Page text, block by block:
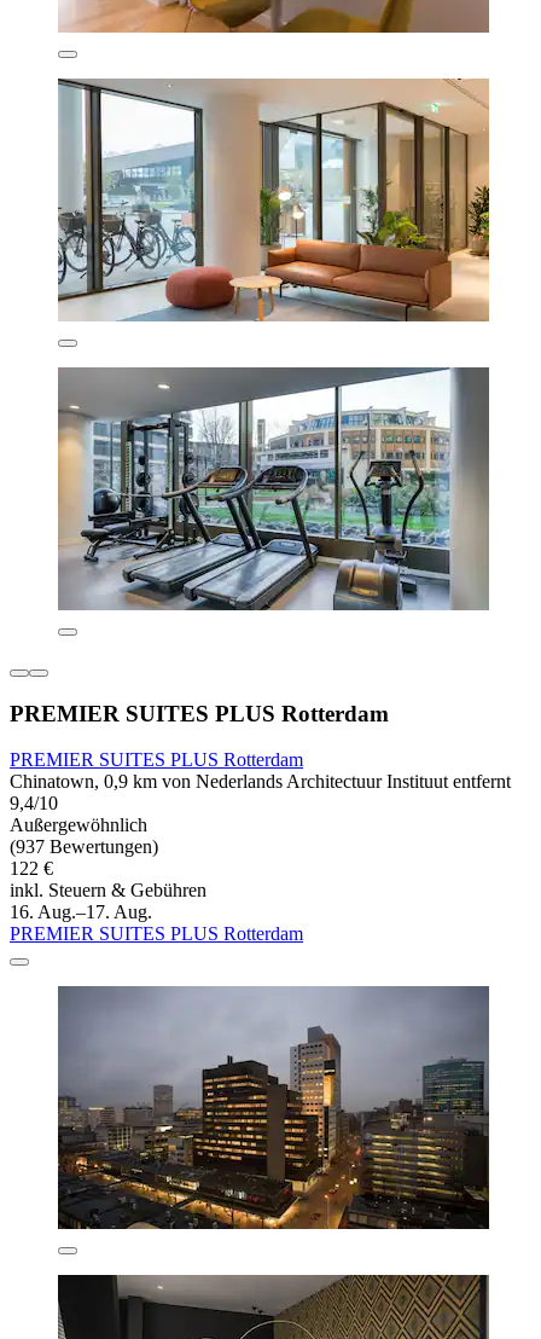
PREMIER SUITES PLUS Rotterdam
PREMIER SUITES PLUS Rotterdam
Chinatown, 0,9 km von Nederlands Architectuur Instituut entfernt
9,4/10
Außergewöhnlich
(937 Bewertungen)
122 €
inkl. Steuern & Gebühren
16. Aug.–17. Aug.
PREMIER SUITES PLUS Rotterdam